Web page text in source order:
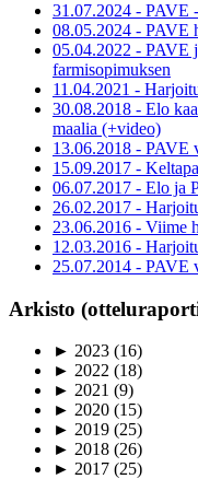
31.07.2024 - PAVE
08.05.2024 - PAVE
05.04.2022 - PAVE
farmisopimuksen
11.04.2021 -
30.08.2018 - Elo
maalia (+video)
13.06.2018 - PAVE
15.09.2017 -
06.07.2017 - Elo ja
26.02.2017 -
23.06.2016 - Viime
12.03.2016 -
25.07.2014 - PAVE
Arkisto
► 2023 (16)
► 2022 (18)
► 2021 (9)
► 2020 (15)
► 2019 (25)
► 2018 (26)
► 2017 (25)